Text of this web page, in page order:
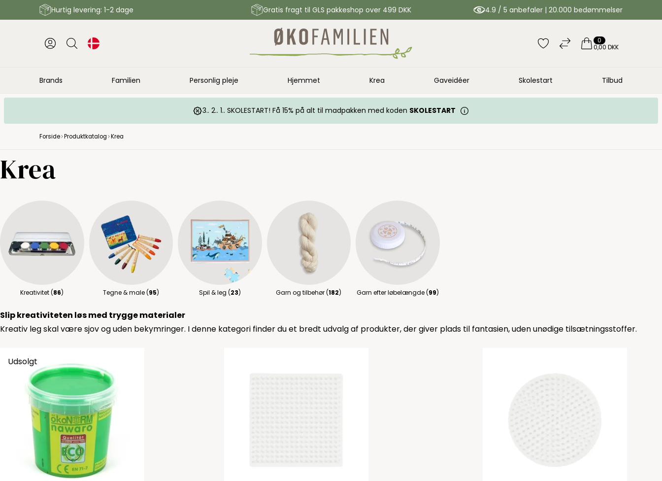
Hurtig levering: 1-2 dage Gratis fragt til GLS pakkeshop over 499 DKK 4.9 / 5 anbefaler | 20.000 bedømmelser
0
0,00 DKK
Brands Familien Personlig pleje Hjemmet Krea Gaveidéer Skolestart Tilbud
3.. 2.. 1.. SKOLESTART! Få 15% på alt til madpakken med koden SKOLESTART
Forside Produktkatalog Krea
Krea
Kreativitet (86) Tegne & male (95) Spil & leg (23) Garn og tilbehør (182) Garn efter løbelængde (99)
Slip kreativiteten løs med trygge materialer
Kreativ leg skal være sjov og uden bekymringer. I denne kategori finder du et bredt udvalg af produkter, der giver plads til fantasien, uden unødige tilsætningsstoffer.
Udsolgt